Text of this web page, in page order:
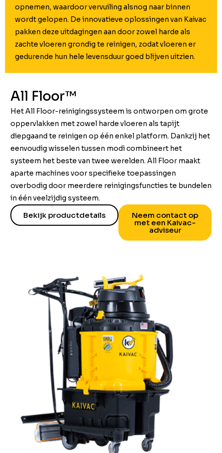
opnemen, waardoor vervuiling alsnog naar binnen
wordt gelopen. De innovatieve oplossingen van Kaivac
pakken deze uitdagingen aan door zowel harde als
zachte vloeren grondig te reinigen, zodat vloeren er
gedurende hun hele levensduur goed blijven uitzien.
All Floor™
Het All Floor-reinigingssysteem is ontworpen om grote
oppervlakken met zowel harde vloeren als tapijt
diepgaand te reinigen op één enkel platform. Dankzij het
eenvoudig wisselen tussen modi combineert het
systeem het beste van twee werelden. All Floor maakt
aparte machines voor specifieke toepassingen
overbodig door meerdere reinigingsfuncties te bundelen
in één veelzijdig systeem.
Bekijk productdetails Neem contact op
met een Kaivac-
adviseur